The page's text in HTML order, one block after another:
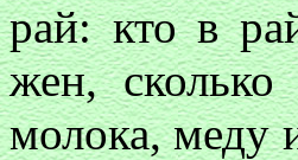
рай: кто в
жен,
молока, меду